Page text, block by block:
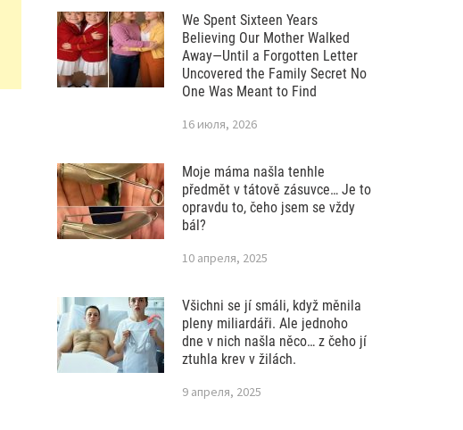
We Spent Sixteen Years
Believing Our Mother Walked
Away—Until a Forgotten Letter
Uncovered the Family Secret No
One Was Meant to Find
16 июля, 2026
Moje máma našla tenhle
předmět v tátově zásuvce… Je to
opravdu to, čeho jsem se vždy
bál?
10 апреля, 2025
Všichni se jí smáli, když měnila
pleny miliardáři. Ale jednoho
dne v nich našla něco… z čeho jí
ztuhla krev v žilách.
9 апреля, 2025